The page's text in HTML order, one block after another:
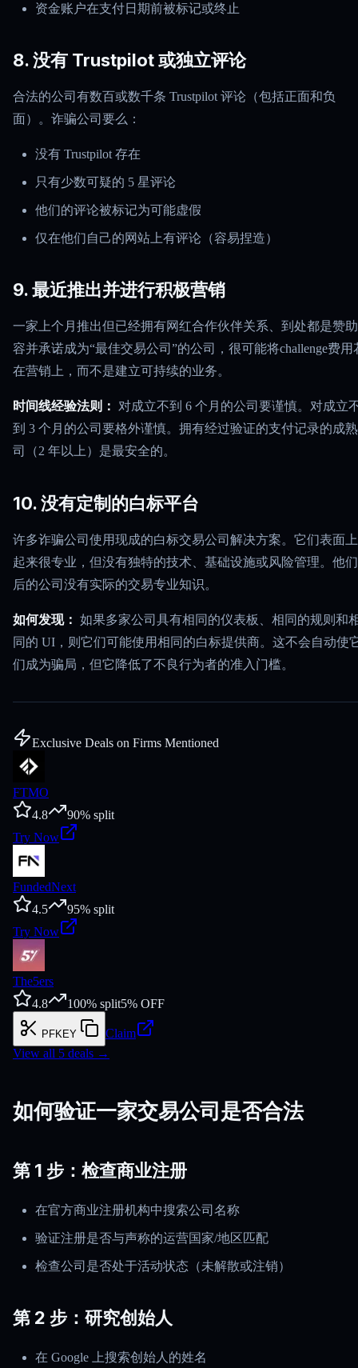
资金账户在支付日期前被标记或终止
8. 没有 Trustpilot 或独立评论
合法的公司有数百或数千条 Trustpilot 评论（包括正面和负
面）。诈骗公司要么：
没有 Trustpilot 存在
只有少数可疑的 5 星评论
他们的评论被标记为可能虚假
仅在他们自己的网站上有评论（容易捏造）
9. 最近推出并进行积极营销
一家上个月推出但已经拥有网红合作伙伴关系、到处都是赞
容并承诺成为“最佳交易公司”的公司，很可能将challenge费用
在营销上，而不是建立可持续的业务。
时间线经验法则：
对成立不到 6 个月的公司要谨慎。对成立
到 3 个月的公司要格外谨慎。拥有经过验证的支付记录的成
司（2 年以上）是最安全的。
10. 没有定制的白标平台
许多诈骗公司使用现成的白标交易公司解决方案。它们表面
起来很专业，但没有独特的技术、基础设施或风险管理。他
后的公司没有实际的交易专业知识。
如何发现： 如果多家公司具有相同的仪表板、相同的规则和
同的 UI，则它们可能使用相同的白标提供商。这不会自动使
们成为骗局，但它降低了不良行为者的准入门槛。
Exclusive Deals on Firms Mentioned
FTMO
4.8
90% split
Try Now
FundedNext
4.5
95% split
Try Now
The5ers
4.8
100% split5% OFF
PFKEY
Claim
View all 5 deals →
如何验证一家交易公司是否合法
第 1 步：检查商业注册
在官方商业注册机构中搜索公司名称
验证注册是否与声称的运营国家/地区匹配
检查公司是否处于活动状态（未解散或注销）
第 2 步：研究创始人
在 Google 上搜索创始人的姓名